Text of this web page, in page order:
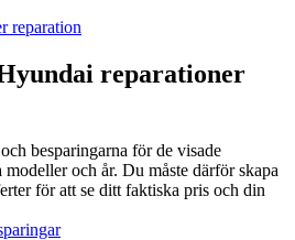
reparation
reparationer
besparingarna för de visade
och år. Du måste därför skapa
för att se ditt faktiska pris och din